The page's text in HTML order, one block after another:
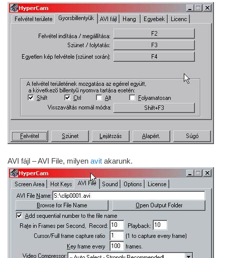
AVI fájl – AVI File, milyen avit akarunk.